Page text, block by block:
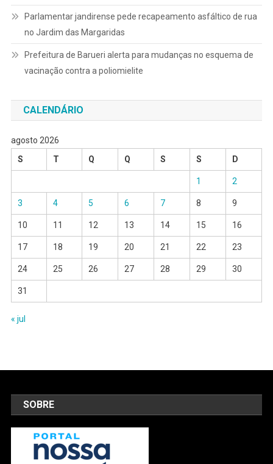
Parlamentar jandirense pede recapeamento asfáltico de rua
no Jardim das Margaridas
Prefeitura de Barueri alerta para mudanças no esquema de
vacinação contra a poliomielite
CALENDÁRIO
agosto 2026
S
T Q Q S S D
1 2
3 4 5 6 7 8 9
10 11 12 13 14 15 16
17 18 19 20 21 22 23
24 25 26 27 28 29 30
31
« jul
SOBRE